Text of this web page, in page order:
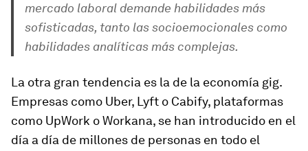
mercado laboral demande habilidades más
sofisticadas, tanto las socioemocionales como
habilidades analíticas más complejas.
La otra gran tendencia es la de la economía gig.
Empresas como Uber, Lyft o Cabify, plataformas
como UpWork o Workana, se han introducido en el
día a día de millones de personas en todo el